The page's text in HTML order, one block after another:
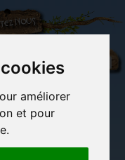
améliorer
et pour
nous